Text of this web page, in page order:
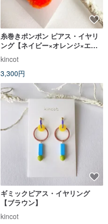
糸巻きポンポン ピアス・イヤリ
ング【ネイビー×オレンジ×エメ
ラルド】
kincot
3,300円
ギミックピアス・イヤリング
【ブラウン】
kincot